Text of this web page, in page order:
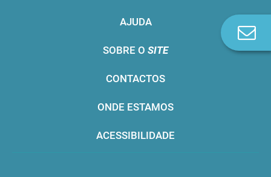
AJUDA
SOBRE O SITE
CONTACTOS
ONDE ESTAMOS
ACESSIBILIDADE